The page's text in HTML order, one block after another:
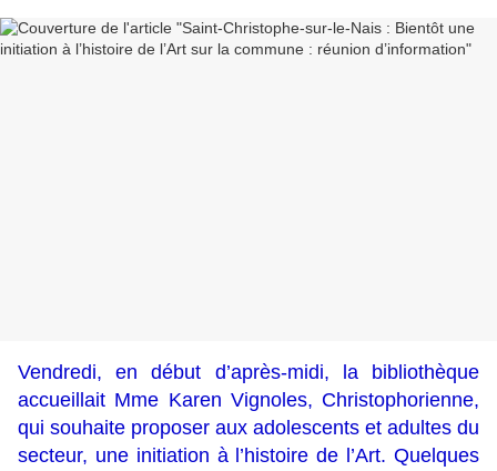
Vendredi, en début d’après-midi, la bibliothèque
accueillait Mme Karen Vignoles, Christophorienne,
qui souhaite proposer aux adolescents et adultes du
secteur, une initiation à l’histoire de l’Art. Quelques